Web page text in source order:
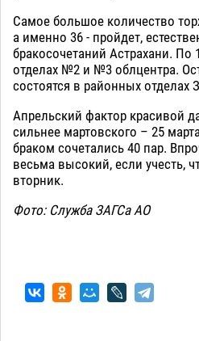
Самое большое количество
а именно 36 - пройдет,
бракосочетаний Астрахани. По
отделах №2 и №3 облцентра.
состоятся в районных отделах
Апрельский фактор красивой
сильнее мартовского – 25
браком сочетались 40 пар.
весьма высокий, если учесть,
вторник.
Фото: Служба ЗАГСа АО